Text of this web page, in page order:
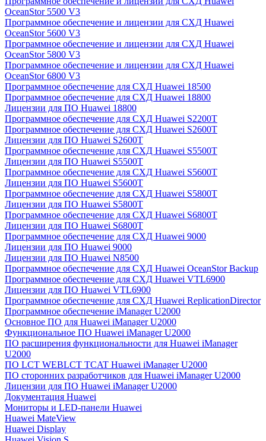
OceanStor 5500 V3
Программное обеспечение и лицензии для СХД Huawei
OceanStor 5600 V3
Программное обеспечение и лицензии для СХД Huawei
OceanStor 5800 V3
Программное обеспечение и лицензии для СХД Huawei
OceanStor 6800 V3
Программное обеспечение для СХД Huawei 18500
Программное обеспечение для СХД Huawei 18800
Лицензии для ПО Huawei 18800
Программное обеспечение для СХД Huawei S2200T
Программное обеспечение для СХД Huawei S2600T
Лицензии для ПО Huawei S2600T
Программное обеспечение для СХД Huawei S5500T
Лицензии для ПО Huawei S5500T
Программное обеспечение для СХД Huawei S5600T
Лицензии для ПО Huawei S5600T
Программное обеспечение для СХД Huawei S5800T
Лицензии для ПО Huawei S5800T
Программное обеспечение для СХД Huawei S6800T
Лицензии для ПО Huawei S6800T
Программное обеспечение для СХД Huawei 9000
Лицензии для ПО Huawei 9000
Лицензии для ПО Huawei N8500
Программное обеспечение для СХД Huawei OceanStor Backup
Программное обеспечение для СХД Huawei VTL6900
Лицензии для ПО Huawei VTL6900
Программное обеспечение для СХД Huawei ReplicationDirector
Программное обеспечение iManager U2000
Основное ПО для Huawei iManager U2000
Функциональное ПО Huawei iManager U2000
ПО расширения функциональности для Huawei iManager
U2000
ПО LCT WEBLCT TCAT Huawei iManager U2000
ПО сторонних разработчиков для Huawei iManager U2000
Лицензии для ПО Huawei iManager U2000
Документация Huawei
Мониторы и LED-панели Huawei
Huawei MateView
Huawei Display